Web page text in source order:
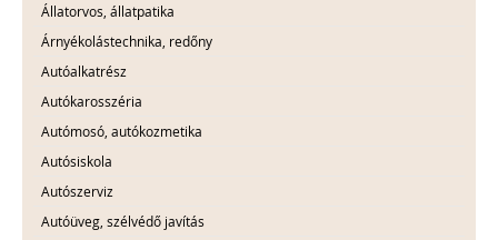
Állatorvos, állatpatika
Árnyékolástechnika, redőny
Autóalkatrész
Autókarosszéria
Autómosó, autókozmetika
Autósiskola
Autószerviz
Autóüveg, szélvédő javítás